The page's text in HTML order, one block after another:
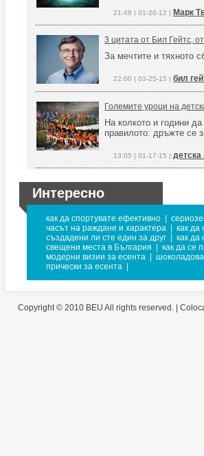
21:48 | 01-26-12 | Марк
3 цитата от Бил Гейтс,
За мечтите и тяхното
22:00 | 03-25-15 | бил
Големите уроци на
На колкото и години
правилото: дръжте се
13:05 | 01-17-15 | детска
Интересно
как да спортувате ефективно
часът на раждане и характера
как да
създадени ли сте един за друг
как да
свещени места в България
как да се
модерни визии за есента
прически за есента
Copyright © 2010 BEU All rights reserved. |